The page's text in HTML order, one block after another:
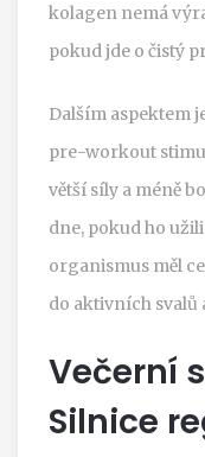
kolagen nemá
pokud jde o čistý
Dalším aspektem
pre-workout
větší síly a méně
dne, pokud ho
organismus měl
do aktivních svalů
Večerní
Silnice